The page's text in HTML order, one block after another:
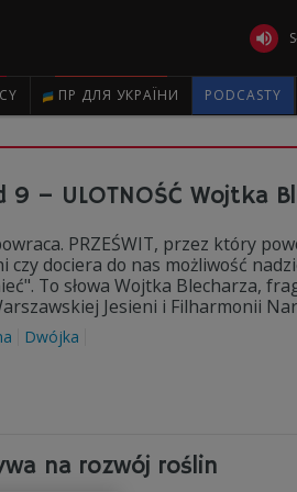

ПР ДЛЯ УКРАЇНИ PODCASTY
– ULOTNOŚĆ Wojtka
PRZEŚWIT, przez który
dociera do nas możliwość
To słowa Wojtka Blecharza,
Jesieni i Filharmonii
Dwójka
na rozwój roślin